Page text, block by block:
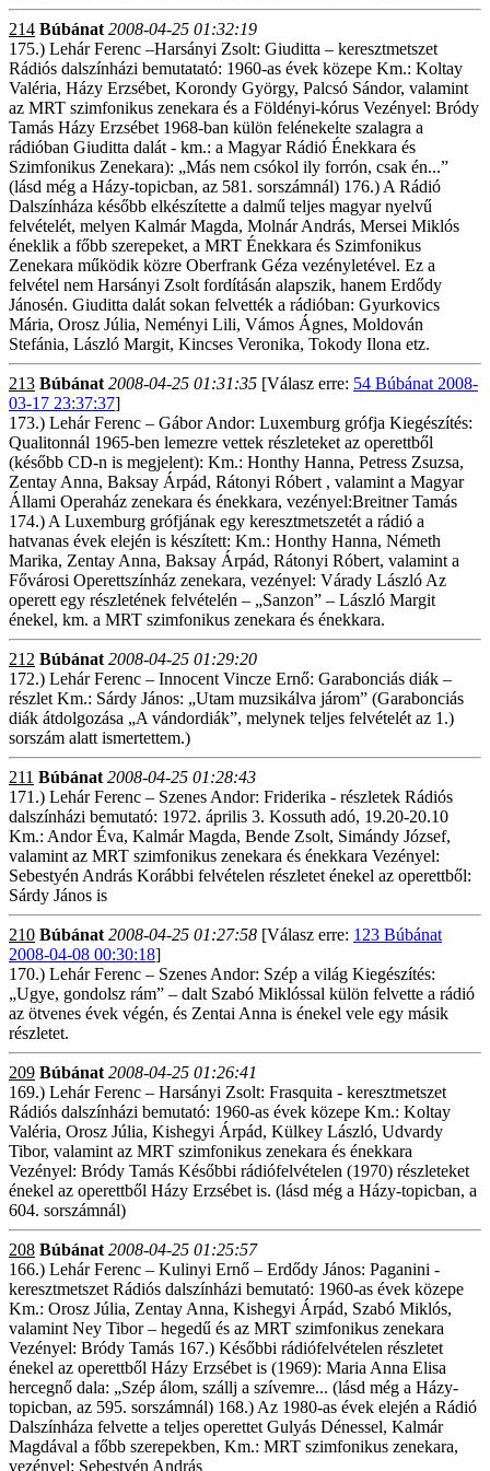
214 Búbánat 2008-04-25 01:32:19
175.) Lehár Ferenc –Harsányi Zsolt: Giuditta – keresztmetszet
Rádiós dalszínházi bemutatató: 1960-as évek közepe Km.: Koltay
Valéria, Házy Erzsébet, Korondy György, Palcsó Sándor, valamint
az MRT szimfonikus zenekara és a Földényi-kórus Vezényel: Bródy
Tamás Házy Erzsébet 1968-ban külön felénekelte szalagra a
rádióban Giuditta dalát - km.: a Magyar Rádió Énekkara és
Szimfonikus Zenekara): „Más nem csókol ily forrón, csak én...”
(lásd még a Házy-topicban, az 581. sorszámnál) 176.) A Rádió
Dalszínháza később elkészítette a dalmű teljes magyar nyelvű
felvételét, melyen Kalmár Magda, Molnár András, Mersei Miklós
éneklik a főbb szerepeket, a MRT Énekkara és Szimfonikus
Zenekara működik közre Oberfrank Géza vezényletével. Ez a
felvétel nem Harsányi Zsolt fordításán alapszik, hanem Erdődy
Jánosén. Giuditta dalát sokan felvették a rádióban: Gyurkovics
Mária, Orosz Júlia, Neményi Lili, Vámos Ágnes, Moldován
Stefánia, László Margit, Kincses Veronika, Tokody Ilona etz.
213 Búbánat 2008-04-25 01:31:35 [Válasz erre: 54 Búbánat 2008-
03-17 23:37:37]
173.) Lehár Ferenc – Gábor Andor: Luxemburg grófja Kiegészítés:
Qualitonnál 1965-ben lemezre vettek részleteket az operettből
(később CD-n is megjelent): Km.: Honthy Hanna, Petress Zsuzsa,
Zentay Anna, Baksay Árpád, Rátonyi Róbert , valamint a Magyar
Állami Operaház zenekara és énekkara, vezényel:Breitner Tamás
174.) A Luxemburg grófjának egy keresztmetszetét a rádió a
hatvanas évek elején is készített: Km.: Honthy Hanna, Németh
Marika, Zentay Anna, Baksay Árpád, Rátonyi Róbert, valamint a
Fővárosi Operettszínház zenekara, vezényel: Várady László Az
operett egy részletének felvételén – „Sanzon” – László Margit
énekel, km. a MRT szimfonikus zenekara és énekkara.
212 Búbánat 2008-04-25 01:29:20
172.) Lehár Ferenc – Innocent Vincze Ernő: Garabonciás diák –
részlet Km.: Sárdy János: „Utam muzsikálva járom” (Garabonciás
diák átdolgozása „A vándordiák”, melynek teljes felvételét az 1.)
sorszám alatt ismertettem.)
211 Búbánat 2008-04-25 01:28:43
171.) Lehár Ferenc – Szenes Andor: Friderika - részletek Rádiós
dalszínházi bemutató: 1972. április 3. Kossuth adó, 19.20-20.10
Km.: Andor Éva, Kalmár Magda, Bende Zsolt, Simándy József,
valamint az MRT szimfonikus zenekara és énekkara Vezényel:
Sebestyén András Korábbi felvételen részletet énekel az operettből:
Sárdy János is
210 Búbánat 2008-04-25 01:27:58 [Válasz erre: 123 Búbánat
2008-04-08 00:30:18]
170.) Lehár Ferenc – Szenes Andor: Szép a világ Kiegészítés:
„Ugye, gondolsz rám” – dalt Szabó Miklóssal külön felvette a rádió
az ötvenes évek végén, és Zentai Anna is énekel vele egy másik
részletet.
209 Búbánat 2008-04-25 01:26:41
169.) Lehár Ferenc – Harsányi Zsolt: Frasquita - keresztmetszet
Rádiós dalszínházi bemutató: 1960-as évek közepe Km.: Koltay
Valéria, Orosz Júlia, Kishegyi Árpád, Külkey László, Udvardy
Tibor, valamint az MRT szimfonikus zenekara és énekkara
Vezényel: Bródy Tamás Későbbi rádiófelvételen (1970) részleteket
énekel az operettből Házy Erzsébet is. (lásd még a Házy-topicban, a
604. sorszámnál)
208 Búbánat 2008-04-25 01:25:57
166.) Lehár Ferenc – Kulinyi Ernő – Erdődy János: Paganini -
keresztmetszet Rádiós dalszínházi bemutató: 1960-as évek közepe
Km.: Orosz Júlia, Zentay Anna, Kishegyi Árpád, Szabó Miklós,
valamint Ney Tibor – hegedű és az MRT szimfonikus zenekara
Vezényel: Bródy Tamás 167.) Későbbi rádiófelvételen részletet
énekel az operettből Házy Erzsébet is (1969): Maria Anna Elisa
hercegnő dala: „Szép álom, szállj a szívemre... (lásd még a Házy-
topicban, az 595. sorszámnál) 168.) Az 1980-as évek elején a Rádió
Dalszínháza felvette a teljes operettet Gulyás Dénessel, Kalmár
Magdával a főbb szerepekben, Km.: MRT szimfonikus zenekara,
vezényel: Sebestyén András